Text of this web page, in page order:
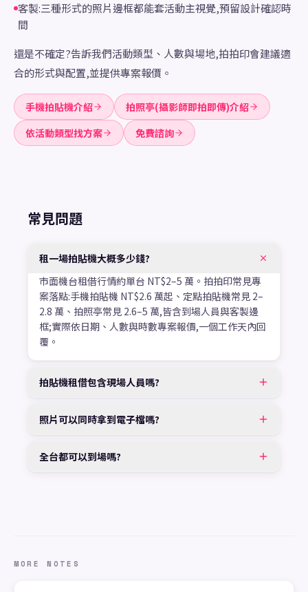
客製:三種形式的照片邊框都能套活動主視覺,預留設計確認時
間
還是不確定?告訴我們活動類型、人數與場地,拍拍印會建議適
合的形式與配置,並提供專案報價。
手機拍貼機介紹
拍照亭(攝影師即拍即傳)介紹
依活動類型找方案
免費諮詢
常見問題
租一場拍貼機大概多少錢?
市面機台租借行情約單台 NT$2–5 萬。拍拍印常見專
案落點:手機拍貼機 NT$2.6 萬起、定點拍貼機常見 2–
2.8 萬、拍照亭常見 2.6–5 萬,皆含到場人員與客製邊
框;實際依日期、人數與時數專案報價,一個工作天內回
覆。
拍貼機租借包含現場人員嗎?
照片可以同時拿到電子檔嗎?
全台都可以到場嗎?
MORE NOTES